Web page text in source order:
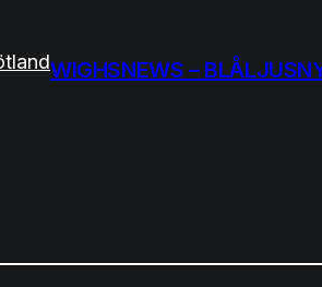
WIGHSNEWS –